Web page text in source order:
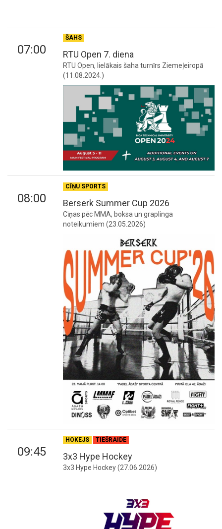
07:00
ŠAHS
RTU Open 7. diena
RTU Open, lielākais šaha turnīrs Ziemeļeiropā
(11.08.2024.)
08:00
CĪŅU SPORTS
Berserk Summer Cup 2026
Cīņas pēc MMA, boksa un graplinga
noteikumiem (23.05.2026)
09:45
HOKEJS TIEŠRAIDE
3x3 Hype Hockey
3x3 Hype Hockey (27.06.2026)